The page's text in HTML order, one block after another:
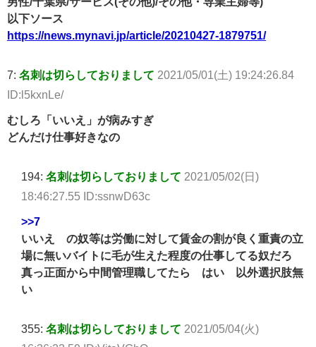
以下ソース
https://news.mynavi.jp/article/20210427-1879751/
7: 名刺は切らしておりまして 2021/05/01(土) 19:24:26.84
ID:l5kxnLe/
むしろ「いいえ」が病みすぎ
どんだけ仕事好きなの
194: 名刺は切らしておりまして 2021/05/02(日)
18:46:27.55 ID:ssnwD63c
>>7
いいえ の奴等は労働に対して賃金の割が良く重責の立
場に無いバイトに毛が生えた程度の仕事してる奴だろ
真っ正面から中間管理職してたら はい 以外選択肢無
い
355: 名刺は切らしておりまして 2021/05/04(火)